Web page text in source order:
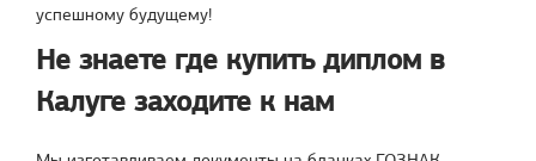
успешному будущему!
Не знаете где купить диплом в
Калуге заходите к нам